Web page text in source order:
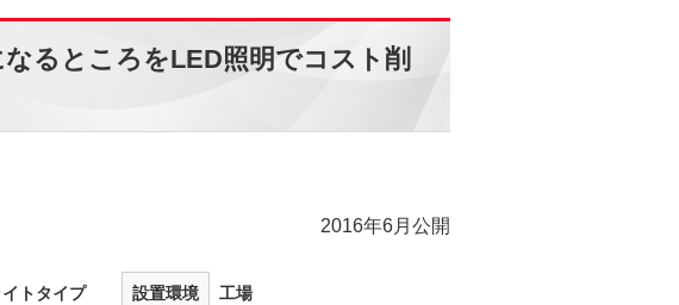
るところをLED照明でコスト削
2016年6月公開
トタイプ 設置環境 工場